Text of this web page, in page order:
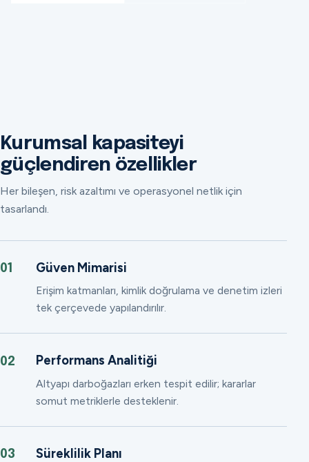
Kurumsal kapasiteyi
güçlendiren özellikler
Her bileşen, risk azaltımı ve operasyonel netlik için
tasarlandı.
01 Güven Mimarisi
Erişim katmanları, kimlik doğrulama ve denetim izleri
tek çerçevede yapılandırılır.
02 Performans Analitiği
Altyapı darboğazları erken tespit edilir; kararlar
somut metriklerle desteklenir.
03 Süreklilik Planı